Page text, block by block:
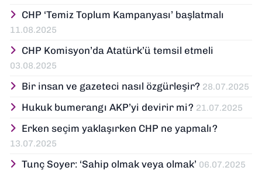
CHP ‘Temiz Toplum Kampanyası’ başlatmalı
11.08.2025
CHP Komisyon’da Atatürk’ü temsil etmeli
03.08.2025
Bir insan ve gazeteci nasıl özgürleşir? 28.07.2025
Hukuk bumerangı AKP’yi devirir mi? 21.07.2025
Erken seçim yaklaşırken CHP ne yapmalı?
13.07.2025
Tunç Soyer: ‘Sahip olmak veya olmak’ 06.07.2025